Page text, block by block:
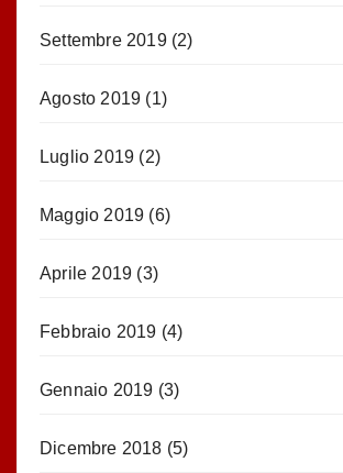
Settembre 2019(2)
Agosto 2019 (1)
Luglio 2019 (2)
Maggio 2019 (6)
Aprile 2019 (3)
Febbraio 2019 (4)
Gennaio 2019 (3)
Dicembre 2018 (5)